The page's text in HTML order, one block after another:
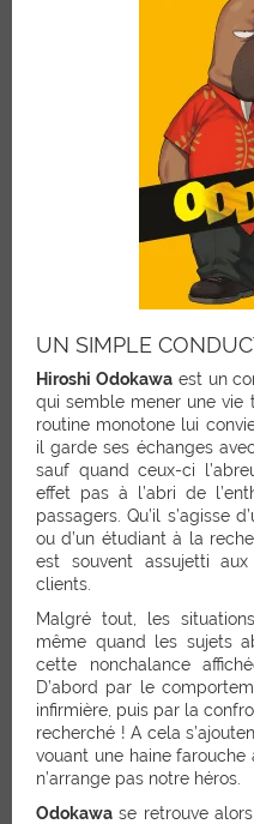
UN SIMPLE
Hiroshi Odokawaest un
qui semble mener une vie
routine monotone lui
il garde ses échanges
sauf quand ceux-ci
effet pas à l’abri de
passagers. Qu’il s’agisse
ou d’un étudiant à la
est souvent assujetti
clients.
Malgré tout, les
même quand les sujets
cette nonchalance
D’abord par le
infirmière, puis par la
recherché ! A cela
vouant une haine
n’arrange pas notre héros.
Odokawa se retrouve